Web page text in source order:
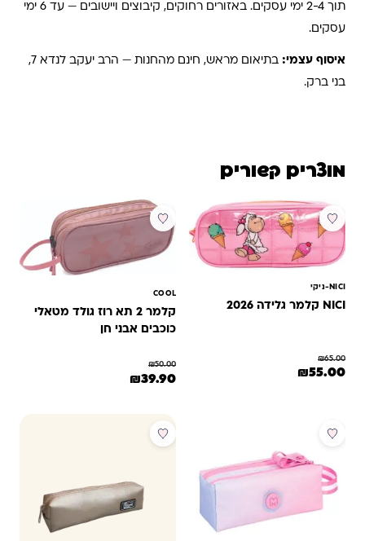
תוך 2-4 ימי עסקים. באזורים רחוקים, קיבוצים ויישובים — עד 6 ימי
עסקים.
איסוף עצמי: בתיאום מראש, חינם מהחנות — הרב יעקב לנדא 7,
בני ברק.
מוצרים קשורים
מבצע
NICI-ניקי
NICI קלמר גלידה 2026
₪65.00
המחיר המקורי היה: ₪65.00.
₪55.00
מבצע
COOL
קלמר 2 תא רוז גולד מטאלי
כוכבים אבני חן
₪50.00
המחיר המקורי היה: ₪50.00.
₪39.90
מבצע